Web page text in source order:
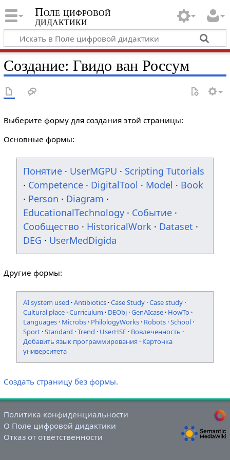
Поле цифровой
дидактики
Создание: Гвидо ван Россум
Выберите форму для создания этой страницы:
Основные формы:
Понятие · UserMGPU · Scripting Tutorials
· Competence · DigitalTool · Model · Book
· Person · Diagram ·
EducationalTechnology · Событие ·
Сообщество · HistoricalWork · Dataset ·
DEG · UserMedDigida
Другие формы:
AI system used ·Antibiotics ·Case Study ·Case study ·
Cultural place ·Curriculum · DEObj ·GenAIcase · HowTo ·
Languages · Microbs · PhilologyWorks · Robots ·School ·
Sport ·Standard ·Trend · UserHSE · Вовлеченность ·
Добавить язык программирования · Карточка
университета
Создать страницу без формы.
Политика конфиденциальности
О Поле цифровой дидактики
Отказ от ответственности